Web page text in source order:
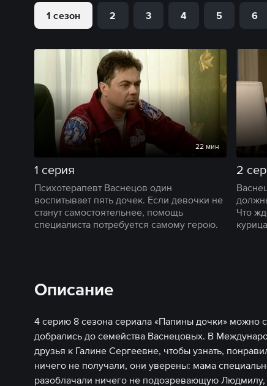
1 сезон 2 3 4 5 6
22 мин
1 серия
Психотерапевт Васнецов один
воспитывает пять дочек. Если девочки не
станут самостоятельнее, помощь
специалиста потребуется самому герою.
2
Что
Описание
4 серию 8 сезона сериала «Папины дочки» можно
добрались до семейства Васнецовых. В
друзья к Галине Сергеевне, чтобы узнать,
ничего не получали, они уверены: мама
разоблачали ничего не подозревающую